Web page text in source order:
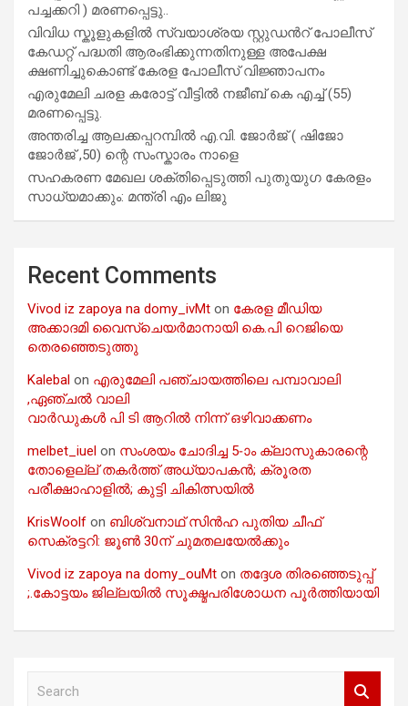
പച്ചക്കറി ) മരണപ്പെട്ടു..
വിവിധ സ്കൂളുകളില്‍ സ്വയാശ്രയ സ്റ്റുഡന്‍റ് പോലീസ്
കേഡറ്റ് പദ്ധതി ആരംഭിക്കുന്നതിനുള്ള അപേക്ഷ
ക്ഷണിച്ചുകൊണ്ട് കേരള പോലീസ് വിജ്ഞാപനം
എരുമേലി ചരള കരോട്ട് വീട്ടിൽ നജീബ് കെ എച്ച് (55)
മരണപ്പെട്ടു.
അന്തരിച്ച ആ​ല​ക്ക​പ്പ​റമ്പിൽ​ എ.​വി. ജോ​ർ​ജ് ( ഷിജോ
ജോർജ് ,50) ന്റെ സംസ്കാരം നാളെ
സഹകരണ മേഖല ശക്തിപ്പെടുത്തി പുതുയുഗ കേരളം
സാധ്യമാക്കും: മന്ത്രി എം ലിജു
Recent Comments
Vivod iz zapoya na domy_ivMt on കേരള മീഡിയ
അക്കാദമി വൈസ്ചെയർമാനായി കെ.പി റെജിയെ
തെരഞ്ഞെടുത്തു
Kalebal on എരുമേലി പഞ്ചായത്തിലെ പമ്പാവാലി
,ഏഞ്ചൽ വാലി
വാർഡുകൾ പി ടി ആറിൽ നിന്ന് ഒഴിവാക്കണം
melbet_iuel on സംശയം ചോദിച്ച 5-ാം ക്ലാസുകാരന്റെ
തോളെല്ല് തകർത്ത് അധ്യാപകൻ; ക്രൂരത
പരീക്ഷാഹാളിൽ; കുട്ടി ചികിത്സയിൽ
KrisWoolf on ബിശ്വനാഥ് സിൻഹ പുതിയ ചീഫ്
സെക്രട്ടറി: ജൂൺ 30ന് ചുമതലയേൽക്കും
Vivod iz zapoya na domy_ouMt on തദ്ദേശ തിരഞ്ഞെടുപ്പ്
;.കോട്ടയം ജില്ലയിൽ സൂക്ഷ്മപരിശോധന പൂർത്തിയായി